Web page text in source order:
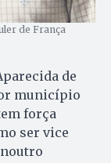
de França
de
município
força
ser vice